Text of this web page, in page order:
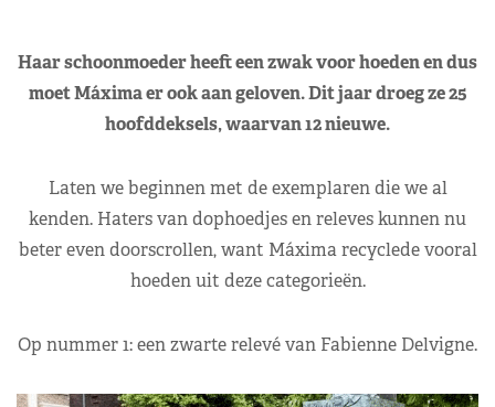
Haar schoonmoeder heeft een zwak voor hoeden en dus
moet Máxima er ook aan geloven. Dit jaar droeg ze 25
hoofddeksels, waarvan 12 nieuwe.
Laten we beginnen met de exemplaren die we al
kenden. Haters van dophoedjes en releves kunnen nu
beter even doorscrollen, want Máxima recyclede vooral
hoeden uit deze categorieën.
Op nummer 1: een zwarte relevé van Fabienne Delvigne.